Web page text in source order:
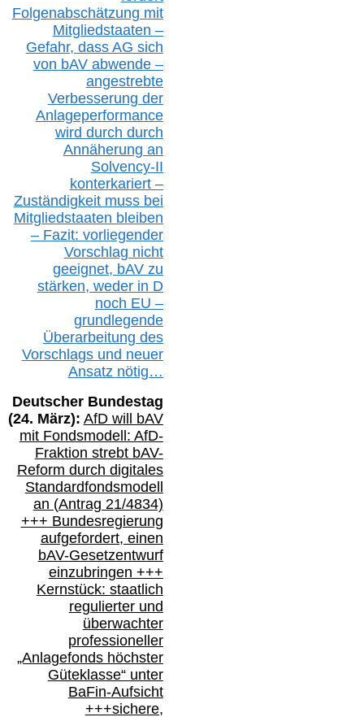
Folgenabschätzung mit
Mitgliedstaaten –
Gefahr, dass AG sich
von bAV abwende –
angestrebte
Verbesserung der
Anlageperformance
wird durch durch
Annäherung an
Solvency-II
konterkariert –
Zuständigkeit muss bei
Mitgliedstaaten bleiben
– Fazit: vorliegender
Vorschlag nicht
geeignet, bAVzu
stärken, weder in D
noch EU –
grundlegende
Überarbeitung des
Vorschlags und neuer
Ansatz nötig…
Deutscher Bundestag
(24. März): AfD will bAV
mit Fondsmodell: AfD-
Fraktion strebt bAV-
Reform durch digitales
Standardfondsmodell
an (Antrag 21/4834)
+++ Bundesregierung
aufgefordert, einen
bAV-Gesetzentwurf
einzubringen +++
Kernstück: staatlich
regulierter und
überwachter
professioneller
„Anlagefonds höchster
Güteklasse“ unter
BaFin-Aufsicht
+++sichere,